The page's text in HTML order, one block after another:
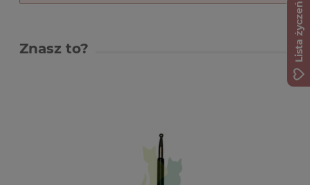
Znasz to? Lista życzeń